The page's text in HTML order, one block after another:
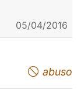
05/04/2016
abuso